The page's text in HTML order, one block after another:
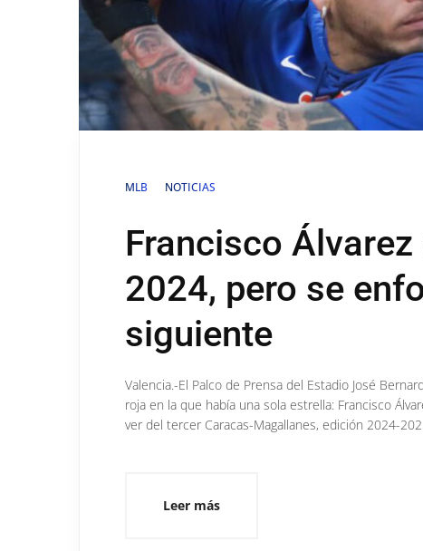
MLB NOTICIAS
Francisco
2024, pero se
siguiente
Valencia.-El Palco de Prensa del Estadio José
roja en la que había una sola estrella: Francisco
ver del tercer Caracas-Magallanes, edición 2024-
Leer más